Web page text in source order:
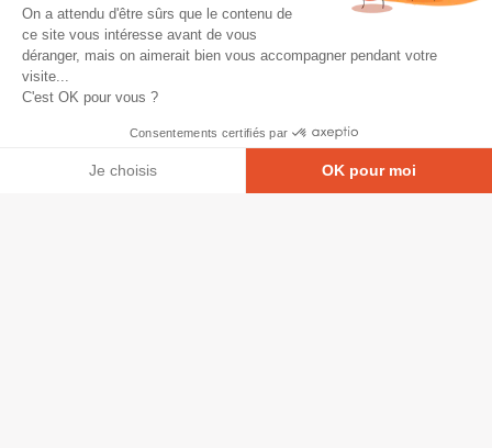
On a attendu d'être sûrs que le contenu de
ce site vous intéresse avant de vous
déranger, mais on aimerait bien vous accompagner pendant votre
visite...
C'est OK pour vous ?
Consentements certifiés par
Je choisis OK pour moi